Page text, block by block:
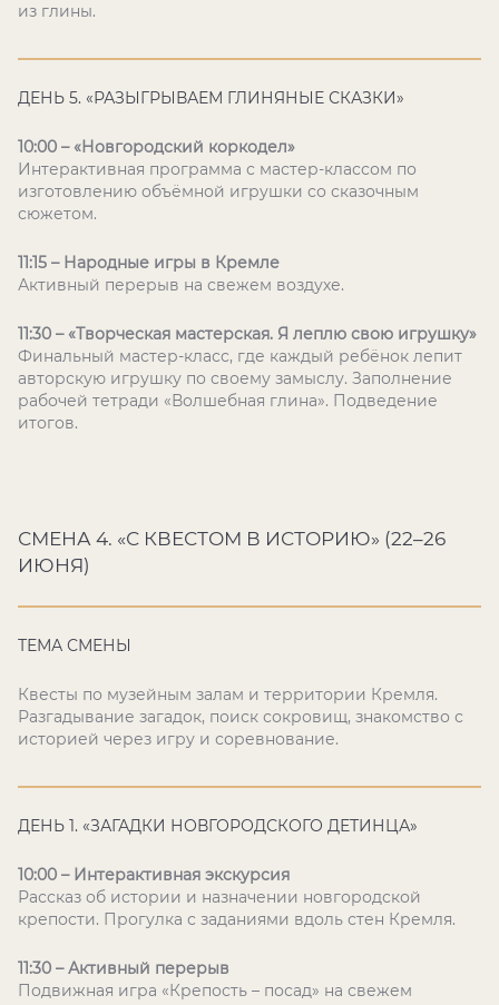
из глины.
ДЕНЬ 5. «РАЗЫГРЫВАЕМ ГЛИНЯНЫЕ СКАЗКИ»
10:00 – «Новгородский коркодел»
Интерактивная программа с мастер-классом по
изготовлению объёмной игрушки со сказочным
сюжетом.
11:15 – Народные игры в Кремле
Активный перерыв на свежем воздухе.
11:30 – «Творческая мастерская. Я леплю свою игрушку»
Финальный мастер-класс, где каждый ребёнок лепит
авторскую игрушку по своему замыслу. Заполнение
рабочей тетради «Волшебная глина». Подведение
итогов.
СМЕНА 4. «С КВЕСТОМ В ИСТОРИЮ» (22–26
ИЮНЯ)
ТЕМА СМЕНЫ
Квесты по музейным залам и территории Кремля.
Разгадывание загадок, поиск сокровищ, знакомство с
историей через игру и соревнование.
ДЕНЬ 1. «ЗАГАДКИ НОВГОРОДСКОГО ДЕТИНЦА»
10:00 – Интерактивная экскурсия
Рассказ об истории и назначении новгородской
крепости. Прогулка с заданиями вдоль стен Кремля.
11:30 – Активный перерыв
Подвижная игра «Крепость – посад» на свежем